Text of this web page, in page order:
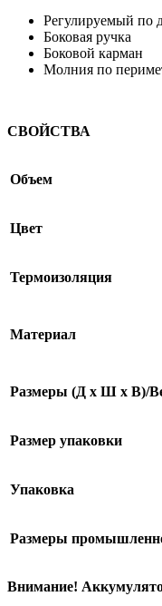
Регулируемый по
Боковая ручка
Боковой карман
Молния по
СВОЙСТВА
Объем
Цвет
Термоизоляция
Материал
Размеры (Д x Ш x В)/
Размер упаковки
Упаковка
Размеры
Внимание!